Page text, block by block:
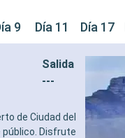
9 Día 11 Día 17
Salida
---
de Ciudad del
Disfrute